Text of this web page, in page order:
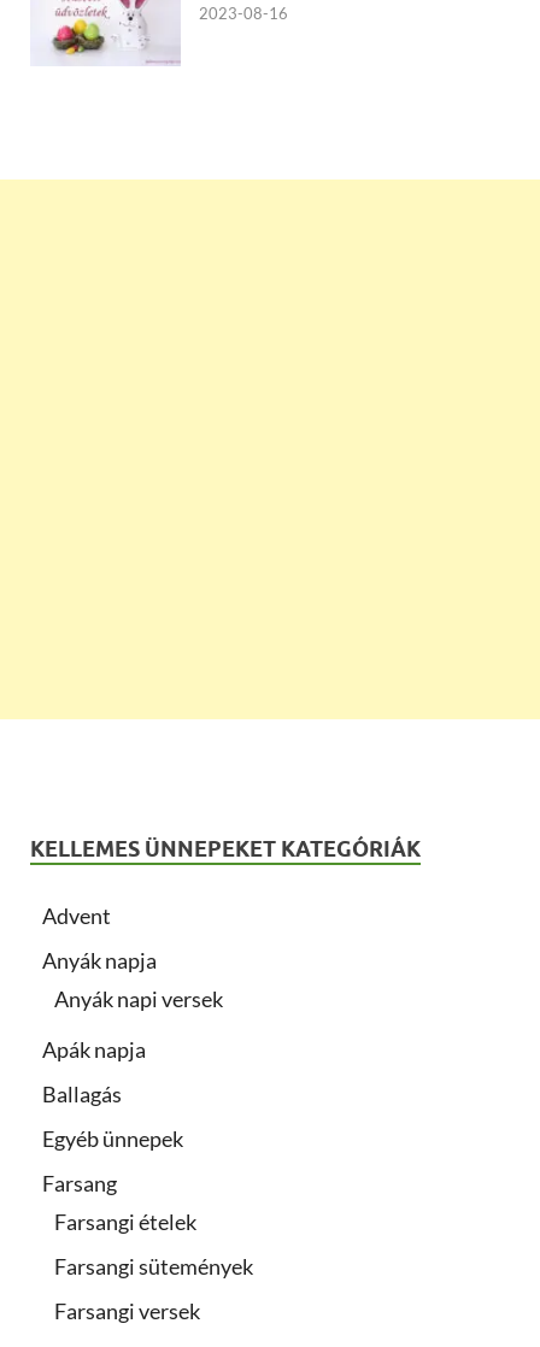
2023-08-16
KELLEMES ÜNNEPEKET KATEGÓRIÁK
Advent
Anyák napja
Anyák napi versek
Apák napja
Ballagás
Egyéb ünnepek
Farsang
Farsangi ételek
Farsangi sütemények
Farsangi versek